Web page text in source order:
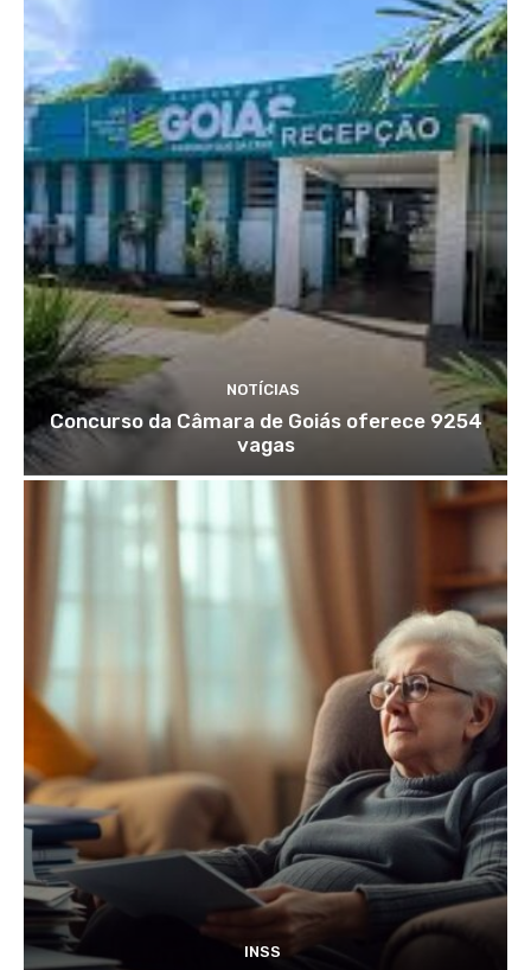
NOTÍCIAS
Concurso da Câmara de Goiás oferece 9254
vagas
INSS